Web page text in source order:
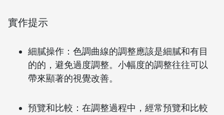
實作提示
細膩操作：色調曲線的調整應該是細膩和有目
的的，避免過度調整。小幅度的調整往往可以
帶來顯著的視覺改善。
預覽和比較：在調整過程中，經常預覽和比較